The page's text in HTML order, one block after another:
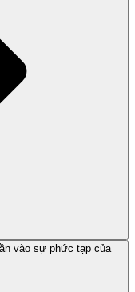
vào sự phức tạp của